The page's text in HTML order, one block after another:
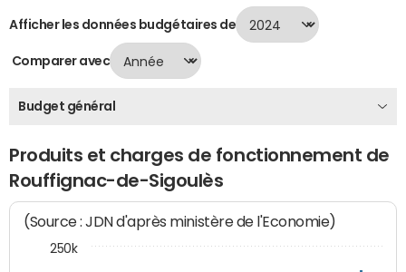
Afficher les données budgétaires de
Comparer avec
Budget général
Produits et charges de fonctionnement de
Rouffignac-de-Sigoulès
(Source : JDN d'après ministère de l'Economie)
250k